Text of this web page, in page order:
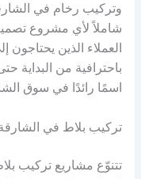
وتركيب رخام في
شاملاً لأي مشروع
العملاء الذين يحتاجون
باحترافية من البداية
اسمًا رائدًا في سوق
تركيب بلاط في
تتنوّع مشاريع تركيب